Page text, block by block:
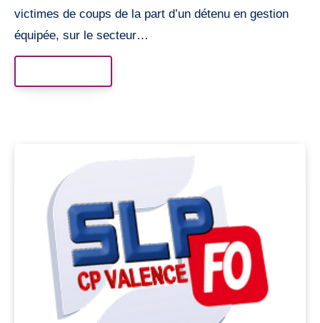
victimes de coups de la part d’un détenu en gestion
équipée, sur le secteur…